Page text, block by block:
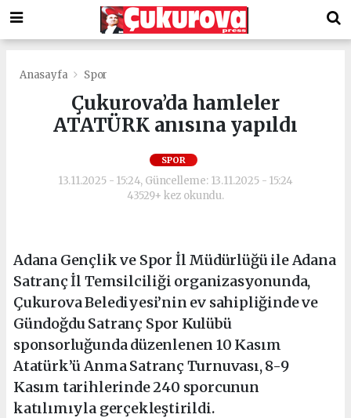
Anasayfa Spor
Çukurova’da hamleler
ATATÜRK anısına yapıldı
SPOR
13.11.2025 - 15:24, Güncelleme: 13.11.2025 - 15:24
43529+ kez okundu.
Adana Gençlik ve Spor İl Müdürlüğü ile Adana
Satranç İl Temsilciliği organizasyonunda,
Çukurova Belediyesi’nin ev sahipliğinde ve
Gündoğdu Satranç Spor Kulübü
sponsorluğunda düzenlenen 10 Kasım
Atatürk’ü Anma Satranç Turnuvası, 8-9
Kasım tarihlerinde 240 sporcunun
katılımıyla gerçekleştirildi.